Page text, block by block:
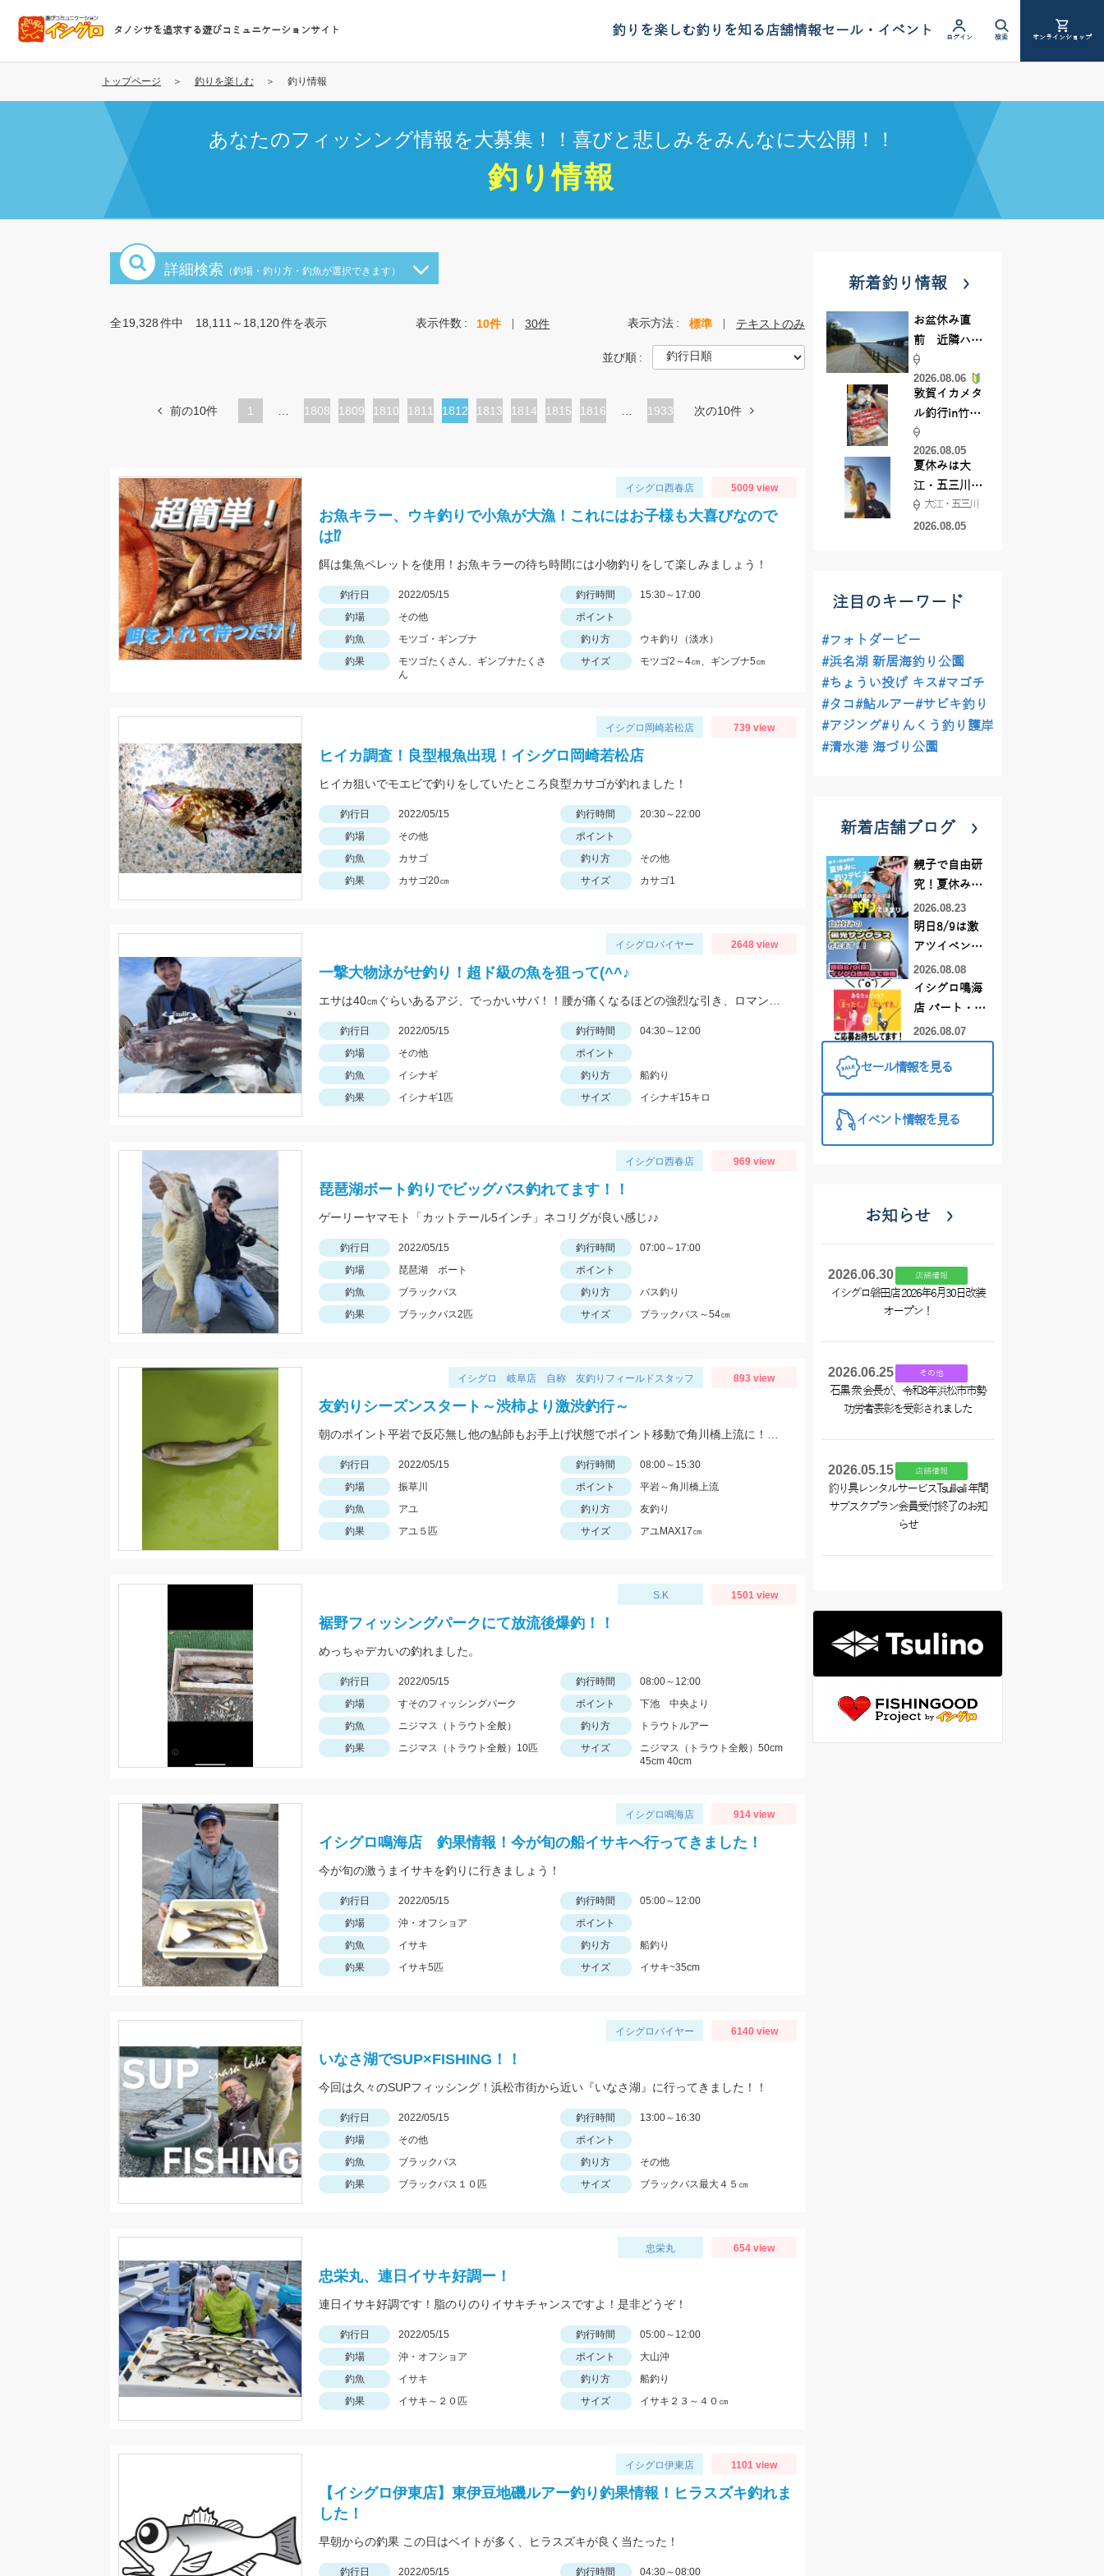
コ
テ
タノシサを追求する遊びコミュニケーションサイト 釣りを楽しむ釣りを知る店舗情報セール・イベント ログイン 検索 オンラインショップ
トップページ 釣りを楽しむ 釣り情報
あなたのフィッシング情報を大募集！！喜びと悲しみをみんなに大公開！！
釣り情報
詳細検索 （釣場・釣り方・釣魚が選択できます）
全19,328件中 18,111～18,120件を表示 表示件数 10件 30件 表示方法 標準 テキストのみ
並び順
前の10件 1
ペ
1808
ペ
1809
ペ
1810
ペ
1811
カ
ペ
ジ
1812
ペ
1813
ペ
1814
ペ
1815
ペ
1816 1933 次の10件
イシグロ西春店 5009 view
お魚キラー、ウキ釣りで小魚が大漁！これにはお子様も大喜びなので
は⁉
餌は集魚ペレットを使用！お魚キラーの待ち時間には小物釣りをして楽しみましょう！
釣行日 2022/05/15 釣行時間
15:30～17:00
釣場
その他
ポイント
釣魚
モツゴ・ギンブナ 釣り方
ウキ釣り（淡水）
釣果
モツゴたくさん、ギンブナたくさ
ん
サイズ モツゴ2～4㎝、ギンブナ5㎝
イシグロ岡崎若松店 739 view
ヒイカ調査！良型根魚出現！イシグロ岡崎若松店
ヒイカ狙いでモエビで釣りをしていたところ良型カサゴが釣れました！
釣行日 2022/05/15 釣行時間
20:30～22:00
釣場
その他
ポイント
釣魚
カサゴ 釣り方
その他
釣果
カサゴ20㎝ サイズ カサゴ1
イシグロバイヤー 2648 view
一撃大物泳がせ釣り！超ド級の魚を狙って(^^♪
釣行日 2022/05/15 釣行時間
04:30～12:00
釣場
その他
ポイント
釣魚
イシナギ 釣り方
船釣り
釣果
イシナギ1匹 サイズ イシナギ15キロ
イシグロ西春店 969 view
琵琶湖ボート釣りでビッグバス釣れてます！！
ゲーリーヤマモト「カットテール5インチ」ネコリグが良い感じ♪♪
釣行日 2022/05/15 釣行時間
07:00～17:00
釣場
琵琶湖 ボート
ポイント
釣魚
ブラックバス 釣り方
バス釣り
釣果
ブラックバス2匹 サイズ ブラックバス～54㎝
イシグロ 岐阜店 自称 友釣りフィールドスタッフ 893 view
友釣りシーズンスタート～渋柿より激渋釣行～
釣行日 2022/05/15 釣行時間
08:00～15:30
釣場
振草川 ポイント
平岩～角川橋上流
釣魚
アユ 釣り方
友釣り
釣果
アユ５匹 サイズ アユMAX17㎝
S.K 1501 view
裾野フィッシングパークにて放流後爆釣！！
めっちゃデカいの釣れました。
釣行日 2022/05/15 釣行時間
08:00～12:00
釣場
すそのフィッシングパーク ポイント
下池 中央より
釣魚
ニジマス（トラウト全般） 釣り方
トラウトルアー
釣果
ニジマス（トラウト全般）10匹 サイズ
ニジマス（トラウト全般）50cm
45cm 40cm
イシグロ鳴海店 914 view
イシグロ鳴海店 釣果情報！今が旬の船イサキへ行ってきました！
今が旬の激うまイサキを釣りに行きましょう！
釣行日 2022/05/15 釣行時間
05:00～12:00
釣場
沖・オフショア
ポイント
釣魚
イサキ 釣り方
船釣り
釣果
イサキ5匹 サイズ イサキ~35cm
イシグロバイヤー 6140 view
いなさ湖でSUP×FISHING！！
今回は久々のSUPフィッシング！浜松市街から近い『いなさ湖』に行ってきました！！
釣行日 2022/05/15 釣行時間
13:00～16:30
釣場
その他
ポイント
釣魚
ブラックバス 釣り方
その他
釣果
ブラックバス１０匹 サイズ ブラックバス最大４５㎝
忠栄丸 654 view
忠栄丸、連日イサキ好調ー！
連日イサキ好調です！脂のりのりイサキチャンスですよ！是非どうぞ！
釣行日 2022/05/15 釣行時間
05:00～12:00
釣場
沖・オフショア ポイント
大山沖
釣魚
イサキ 釣り方
船釣り
釣果
イサキ～２０匹 サイズ イサキ２３～４０㎝
イシグロ伊東店 1101 view
【イシグロ伊東店】東伊豆地磯ルアー釣り釣果情報！ヒラスズキ釣れま
した！
早朝からの釣果 この日はベイトが多く、ヒラスズキが良く当たった！
釣行日 2022/05/15 釣行時間 04:30～08:00
新着釣り情報
お盆休み直
前 近隣ハゼ
釣り場調査し
てきました
2026.08.06
敦賀イカメタ
ル釣行in竹宝
丸様 釣り方で
釣果が激変！
竿頭を取った
パターンと
は？
2026.08.05
夏休みは大
江・五三川で
バスフィッシ
ング♪
大江・五三川
2026.08.05
注目のキーワード
#フォトダービー
#浜名湖 新居海釣り公園
#ちょうい投げ キス#マゴチ
#タコ#鮎ルアー#サビキ釣り
#アジング#りんくう釣り護岸
#清水港 海づり公園
新着店舗ブログ
親子で自由研
究！夏休みに
釣りデビュー
2026.08.23
明日8/9は激
アツイベント
日！！！～オ
ーダー偏光グ
ラス受注会～
2026.08.08
イシグロ鳴海
店 パート・ア
ルバイトスタ
募集中！
2026.08.07
セール情報を見る
イベント情報を見る
お知らせ
2026.06.30 店舗情報
イシグロ磐田店 2026年6月30日改装
オープン！
2026.06.25 その他
石黒 衆 会長が、令和8年浜松市市勢
功労者表彰を受彰されました
2026.05.15 店舗情報
釣り具レンタルサービスTsulikali 年間
サブスクプラン会員受付終了のお知
らせ